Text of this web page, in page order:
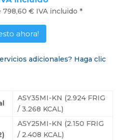
€ IVA incluido *
ahora!
adicionales? Haga clic
ASY35MI-KN (2.924 FRIG
/ 3.268 KCAL)
ASY25MI-KN (2.150 FRIG
/ 2.408 KCAL)